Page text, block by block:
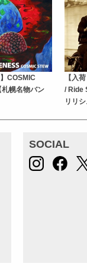
COSMIC
幌名物バン
【入
/ Ride
リリ
SOCIAL